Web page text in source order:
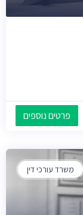
פרטים נוספים
משרד עורכי דין